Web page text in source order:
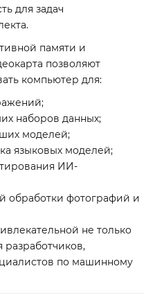
для задач
памяти и
позволяют
компьютер для:
наборов данных;
моделей;
языковых моделей;
ИИ-
обработки фотографий и
не только
по машинному